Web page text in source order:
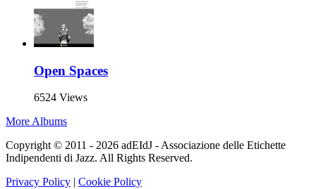
Open Spaces
6524 Views
More Albums
Copyright © 2011 - 2026 adEIdJ - Associazione delle Etichette
Indipendenti di Jazz. All Rights Reserved.
Privacy Policy | Cookie Policy